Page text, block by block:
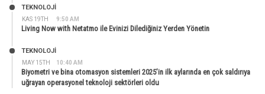
KAS 19TH 9:50 AM
TEKNOLOJİ
Living Now with Netatmo ile Evinizi Dilediğiniz Yerden Yönetin
MAY 15TH 10:40 AM
TEKNOLOJİ
Biyometri ve bina otomasyon sistemleri 2025’in ilk aylarında en çok saldırıya
uğrayan operasyonel teknoloji sektörleri oldu